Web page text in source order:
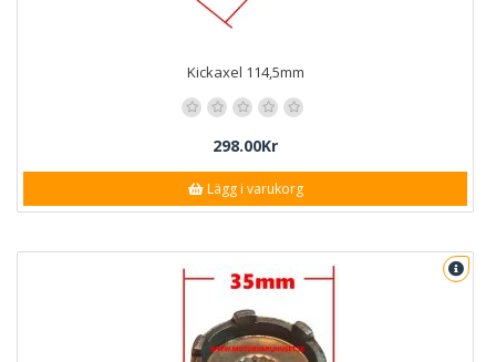
Kickaxel 114,5mm
298.00Kr
Lägg i varukorg